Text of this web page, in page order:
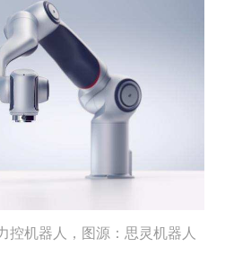
控机器人，图源：思灵机器人